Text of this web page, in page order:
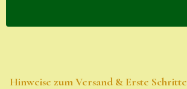
Hinweise zum Versand & Erste Schritte